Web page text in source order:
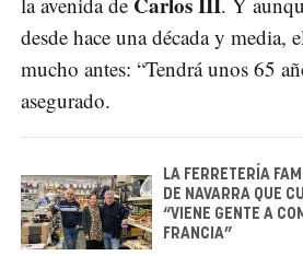
desde hace una década y media,
mucho antes: “Tendrá unos 65
asegurado.
LA FERRETERÍA
DE NAVARRA QUE
“VIENE GENTE A
FRANCIA”